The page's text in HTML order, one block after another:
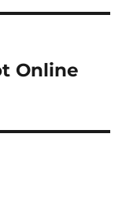
Online